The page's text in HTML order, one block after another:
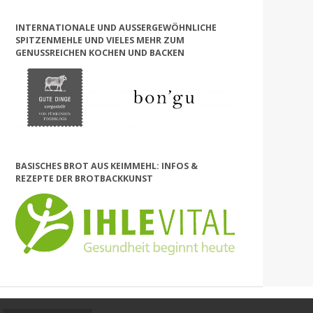
INTERNATIONALE UND AUSSERGEWÖHNLICHE S
PITZENMEHLE UND VIELES MEHR ZUM G
ENUSSREICHEN KOCHEN UND BACKEN
BASISCHES BROT AUS KEIMMEHL: INFOS &
REZEPTE DER BROTBACKKUNST